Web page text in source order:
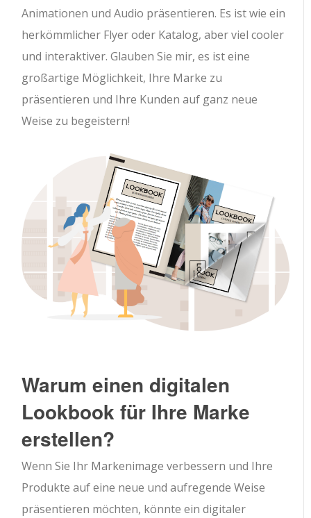
Animationen und Audio präsentieren. Es ist wie ein
herkömmlicher Flyer oder Katalog, aber viel cooler
und interaktiver. Glauben Sie mir, es ist eine
großartige Möglichkeit, Ihre Marke zu
präsentieren und Ihre Kunden auf ganz neue
Weise zu begeistern!
Warum einen digitalen
Lookbook für Ihre Marke
erstellen?
Wenn Sie Ihr Markenimage verbessern und Ihre
Produkte auf eine neue und aufregende Weise
präsentieren möchten, könnte ein digitaler